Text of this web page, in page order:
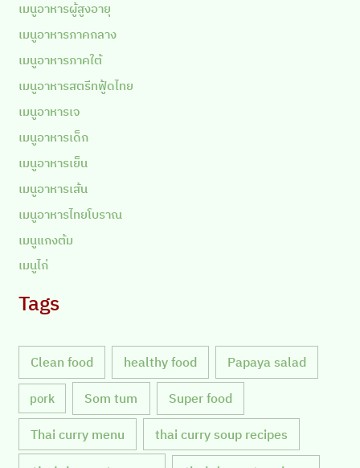
เมนูอาหารผู้สูงอายุ
เมนูอาหารภาคกลาง
เมนูอาหารภาคใต้
เมนูอาหารสตรีทฟู้ดไทย
เมนูอาหารเจ
เมนูอาหารเด็ก
เมนูอาหารเย็น
เมนูอาหารเส้น
เมนูอาหารไทยโบราณ
เมนูแกงต้ม
เมนูไก่
Tags
Clean food healthy food Papaya salad
pork Som tum Super food
Thai curry menu thai curry soup recipes